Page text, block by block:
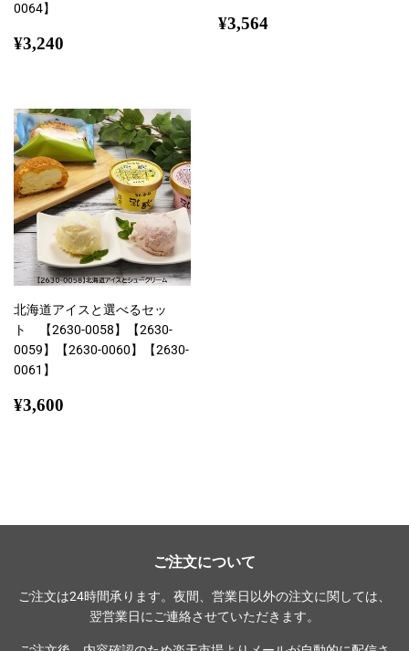
0064】
通
¥3,240
通
¥3,564
北海道アイスと選べるセッ
ト 【2630-0058】【2630-
0059】【2630-0060】【2630-
0061】
通
¥3,600
ご注文について
ご注文は24時間承ります。夜間、営業日以外の注文に関しては、
翌営業日にご連絡させていただきます。